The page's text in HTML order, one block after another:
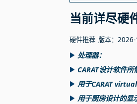
当前详尽硬
硬件推荐 版本：2026-
处理器：
CARAT设计软件所
用于CARAT
用于厨房设计的显